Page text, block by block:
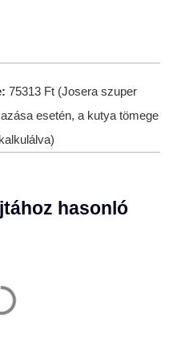
75313 Ft (Josera szuper
esetén, a kutya tömege
hasonló